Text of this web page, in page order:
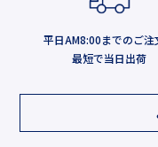
平日AM8:00までのご注
最短で当日出荷